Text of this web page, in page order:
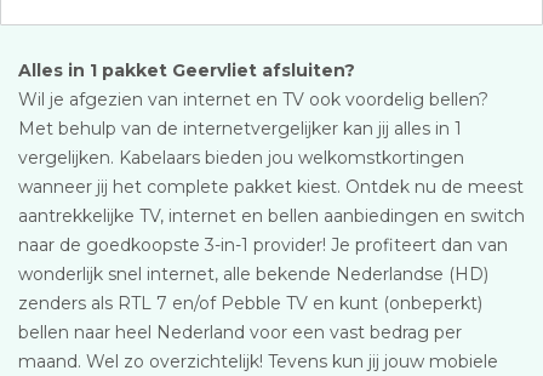
Alles in 1 pakket Geervliet afsluiten?
Wil je afgezien van internet en TV ook voordelig bellen?
Met behulp van de internetvergelijker kan jij alles in 1
vergelijken. Kabelaars bieden jou welkomstkortingen
wanneer jij het complete pakket kiest. Ontdek nu de meest
aantrekkelijke TV, internet en bellen aanbiedingen en switch
naar de goedkoopste 3-in-1 provider! Je profiteert dan van
wonderlijk snel internet, alle bekende Nederlandse (HD)
zenders als RTL 7 en/of Pebble TV en kunt (onbeperkt)
bellen naar heel Nederland voor een vast bedrag per
maand. Wel zo overzichtelijk! Tevens kun jij jouw mobiele